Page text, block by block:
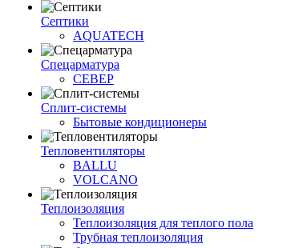
Септики
AQUATECH
Спецарматура
СЕВЕР
Сплит-системы
Бытовые кондиционеры
Тепловентиляторы
BALLU
VOLCANO
Теплоизоляция
Теплоизоляция для теплого пола
Трубная теплоизоляция